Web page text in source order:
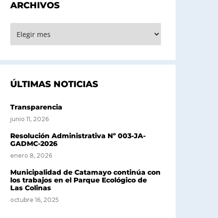
ARCHIVOS
ÚLTIMAS NOTICIAS
Transparencia
junio 11, 2026
Resolución Administrativa Nº 003-JA-
GADMC-2026
enero 8, 2026
Municipalidad de Catamayo continúa con
los trabajos en el Parque Ecológico de
Las Colinas
octubre 16, 2025